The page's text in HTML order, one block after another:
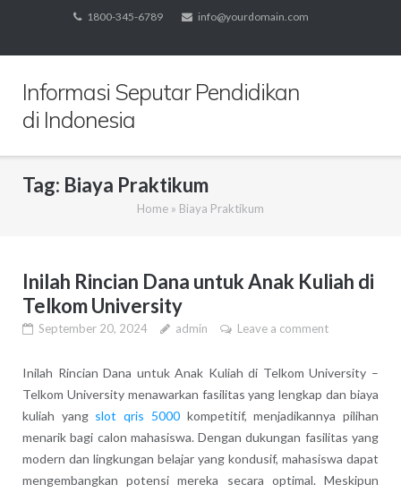
content
1800-345-6789 info@yourdomain.com
Informasi Seputar Pendidikan
di Indonesia
Tag: Biaya Praktikum
Home » Biaya Praktikum
Inilah Rincian Dana untuk Anak Kuliah di
Telkom University
September 20, 2024 admin Leave a comment
Inilah Rincian Dana untuk Anak Kuliah di Telkom University –
Telkom University menawarkan fasilitas yang lengkap dan biaya
kuliah yang slot qris 5000kompetitif, menjadikannya pilihan
menarik bagi calon mahasiswa. Dengan dukungan fasilitas yang
modern dan lingkungan belajar yang kondusif, mahasiswa dapat
mengembangkan potensi mereka secara optimal. Meskipun